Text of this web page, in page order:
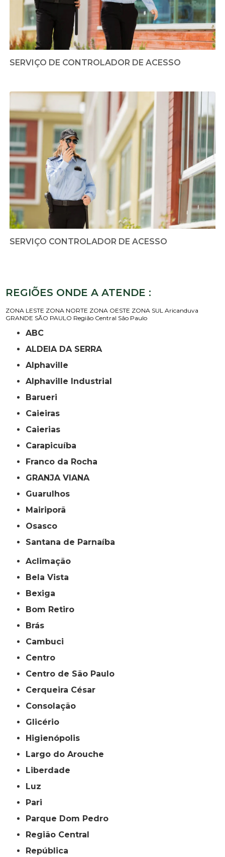
SERVIÇO DE CONTROLADOR DE ACESSO
SERVIÇO CONTROLADOR DE ACESSO
REGIÕES ONDE A ATENDE :
ZONA LESTE ZONA NORTE ZONA OESTE ZONA SUL Aricanduva
GRANDE SÃO PAULO Região Central São Paulo
ABC
ALDEIA DA SERRA
Alphaville
Alphaville Industrial
Barueri
Caieiras
Caierias
Carapicuíba
Franco da Rocha
GRANJA VIANA
Guarulhos
Mairiporã
Osasco
Santana de Parnaíba
Aclimação
Bela Vista
Bexiga
Bom Retiro
Brás
Cambuci
Centro
Centro de São Paulo
Cerqueira César
Consolação
Glicério
Higienópolis
Largo do Arouche
Liberdade
Luz
Pari
Parque Dom Pedro
Região Central
República